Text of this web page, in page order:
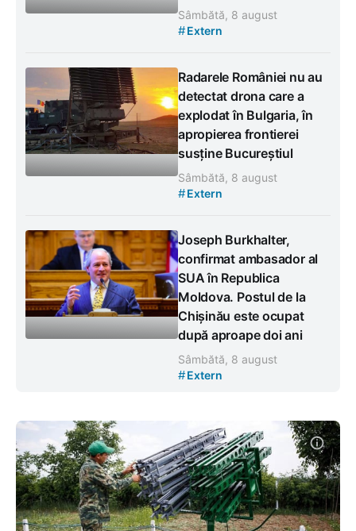
Sâmbătă, 8 august
#Extern
Radarele României nu au
detectat drona care a
explodat în Bulgaria, în
apropierea frontierei
susține Bucureștiul
Sâmbătă, 8 august
#Extern
Joseph Burkhalter,
confirmat ambasador al
SUA în Republica
Moldova. Postul de la
Chișinău este ocupat
după aproape doi ani
Sâmbătă, 8 august
#Extern